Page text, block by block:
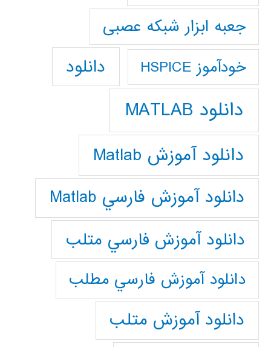
جعبه ابزار شبکه عصبی
خودآموز HSPICE دانلود
دانلود MATLAB
دانلود آموزش Matlab
دانلود آموزش فارسي Matlab
دانلود آموزش فارسي متلب
دانلود آموزش فارسي مطلب
دانلود آموزش متلب